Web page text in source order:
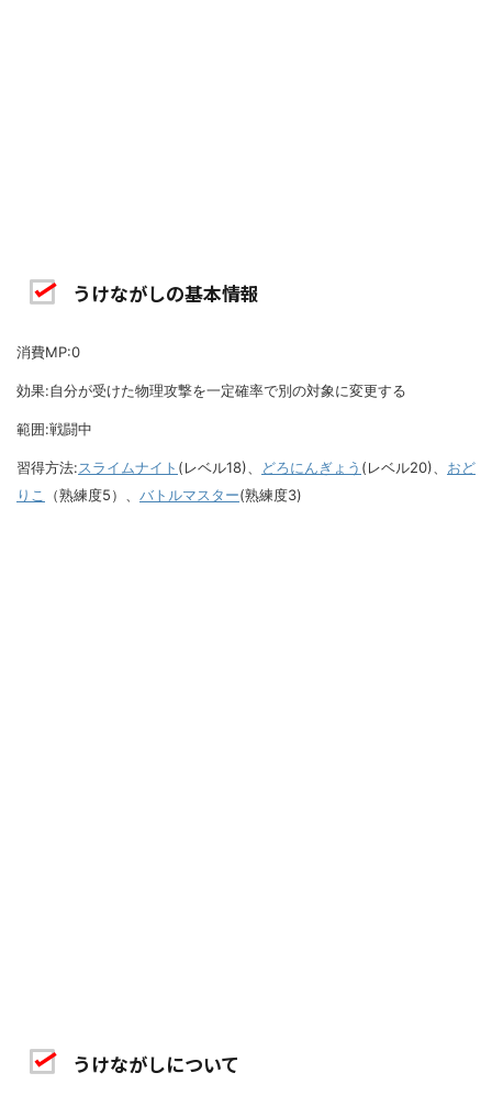
うけながしの基本情報
消費MP:0
効果:自分が受けた物理攻撃を一定確率で別の対象に変更する
範囲:戦闘中
習得方法:スライムナイト (レベル18)、 どろにんぎょう (レベル20)、 おど
りこ
（熟練度5）、 バトルマスター(熟練度3)
うけながしについて